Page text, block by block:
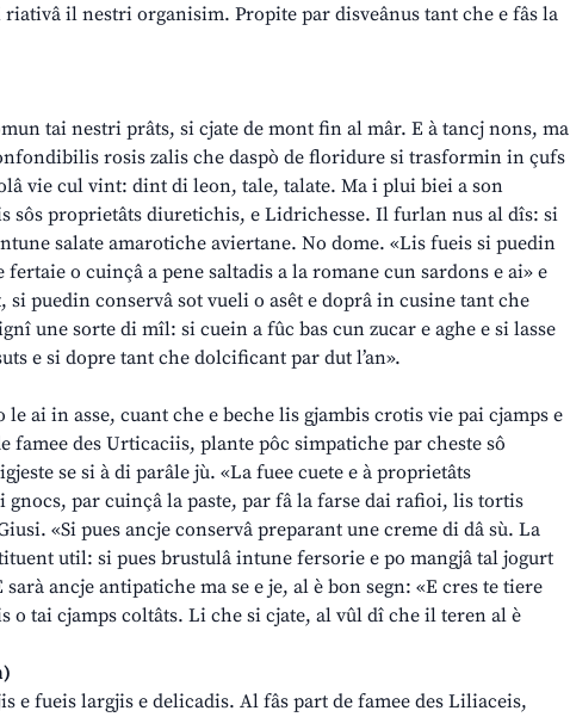
il nestri organisim. Propite par disveânus tant che e fâs la
tai nestri prâts, si cjate de mont fin al mâr. E à tancj nons, ma
rosis zalis che daspò de floridure si trasformin in çufs
vie cul vint: dint di leon, tale, talate. Ma i plui biei a son
sôs proprietâts diuretichis, e Lidrichesse. Il furlan nus al dîs: si
salate amarotiche aviertane. No dome. «Lis fueis si puedin
o cuinçâ a pene saltadis a la romane cun sardons e ai» e
puedin conservâ sot vueli o asêt e doprâ in cusine tant che
une sorte di mîl: si cuein a fûc bas cun zucar e aghe e si lasse
e si dopre tant che dolcificant par dut l’an».
ai in asse, cuant che e beche lis gjambis crotis vie pai cjamps e
famee des Urticaciis, plante pôc simpatiche par cheste sô
se si à di parâle jù. «La fuee cuete e à proprietâts
gnocs, par cuinçâ la paste, par fâ la farse dai rafioi, lis tortis
«Si pues ancje conservâ preparant une creme di dâ sù. La
util: si pues brustulâ intune fersorie e po mangjâ tal jogurt
ancje antipatiche ma se e je, al è bon segn: «E cres te tiere
o tai cjamps coltâts. Li che si cjate, al vûl dî che il teren al è
e fueis largjis e delicadis. Al fâs part de famee des Liliaceis,